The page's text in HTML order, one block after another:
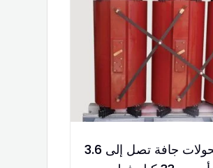
توريد محولات جافة تصل إلى 3.6